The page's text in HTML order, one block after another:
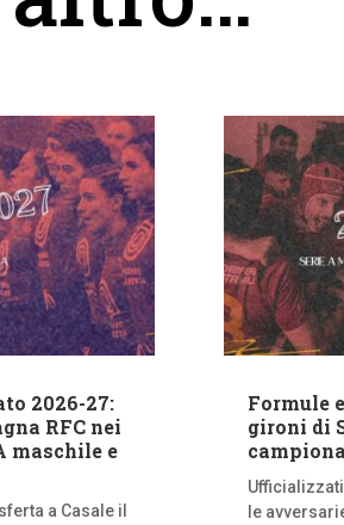
2026-27:
RFC nei
maschile e
a Casale il
Formule
gironi di
le